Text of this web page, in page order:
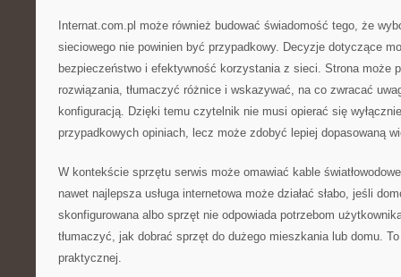
Internat.com.pl może również budować świadomość tego, że
sieciowego nie powinien być przypadkowy. Decyzje dotyczące
bezpieczeństwo i efektywność korzystania z sieci. Strona może
rozwiązania, tłumaczyć różnice i wskazywać, na co zwracać
konfiguracją. Dzięki temu czytelnik nie musi opierać się
przypadkowych opiniach, lecz może zdobyć lepiej dopasowaną
W kontekście sprzętu serwis może omawiać kable
nawet najlepsza usługa internetowa może działać słabo, jeśli
skonfigurowana albo sprzęt nie odpowiada potrzebom
tłumaczyć, jak dobrać sprzęt do dużego mieszkania lub domu.
praktycznej.